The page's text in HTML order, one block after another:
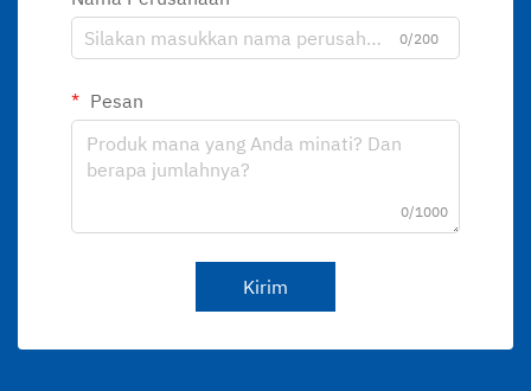
0/200
Pesan
0/1000
Kirim